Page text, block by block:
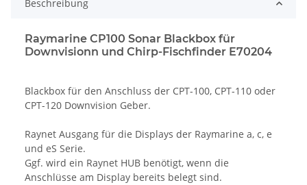
Beschreibung
Raymarine CP100 Sonar Blackbox für
Downvisionn und Chirp-Fischfinder E70204
Blackbox für den Anschluss der CPT-100, CPT-110 oder
CPT-120 Downvision Geber.
Raynet Ausgang für die Displays der Raymarine a, c, e
und eS Serie.
Ggf. wird ein Raynet HUB benötigt, wenn die
Anschlüsse am Display bereits belegt sind.